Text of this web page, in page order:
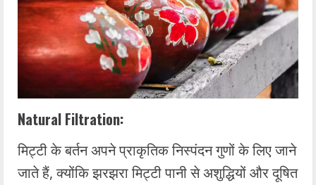
Natural Filtration:
मिट्टी के बर्तन अपने प्राकृतिक निस्पंदन गुणों के लिए जाने
जाते हैं, क्योंकि झरझरा मिट्टी पानी से अशुद्धियों और दूषित